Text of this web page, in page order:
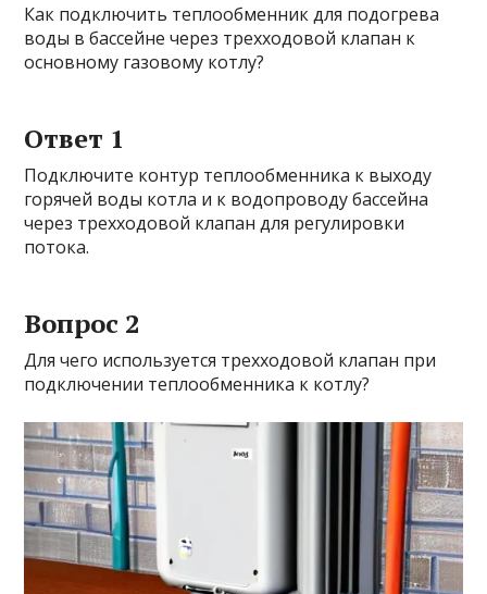
Как подключить теплообменник для подогрева
воды в бассейне через трехходовой клапан к
основному газовому котлу?
Ответ 1
Подключите контур теплообменника к выходу
горячей воды котла и к водопроводу бассейна
через трехходовой клапан для регулировки
потока.
Вопрос 2
Для чего используется трехходовой клапан при
подключении теплообменника к котлу?